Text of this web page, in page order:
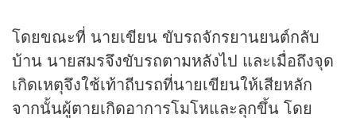
โดยขณะที่ นายเขียน ขับรถจักรยานยนต์กลับ
บ้าน นายสมรจึงขับรถตามหลังไป และเมื่อถึงจุด
เกิดเหตุจึงใช้เท้าถีบรถที่นายเขียนให้เสียหลัก
จากนั้นผู้ตายเกิดอาการโมโหและลุกขึ้น โดย